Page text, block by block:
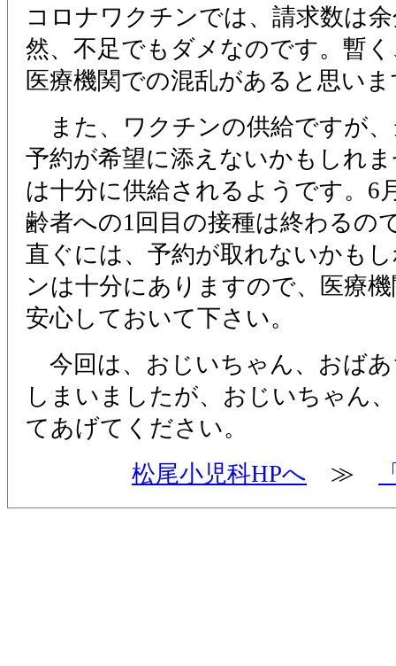
コロナワクチンでは、請求数は
然、不足でもダメなのです。暫
医療機関での混乱があると思い
また、ワクチンの供給ですが
予約が希望に添えないかもしれ
は十分に供給されるようです。6
齢者への1回目の接種は終わるの
直ぐには、予約が取れないかも
ンは十分にありますので、医療
安心しておいて下さい。
今回は、おじいちゃん、おば
しまいましたが、おじいちゃん
てあげてください。
松尾小児科HPへ ≫